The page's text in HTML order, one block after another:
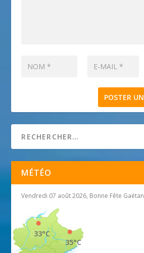
MÉTÉO
Vendredi 07 août 2026, Bonne Fête Gaétan
35°C
33°C